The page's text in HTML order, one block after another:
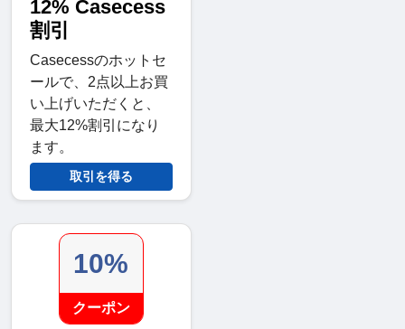
12% Casecess
割引
Casecessのホットセ
ールで、2点以上お買
い上げいただくと、
最大12%割引になり
ます。
取引を得る
10%
クーポン